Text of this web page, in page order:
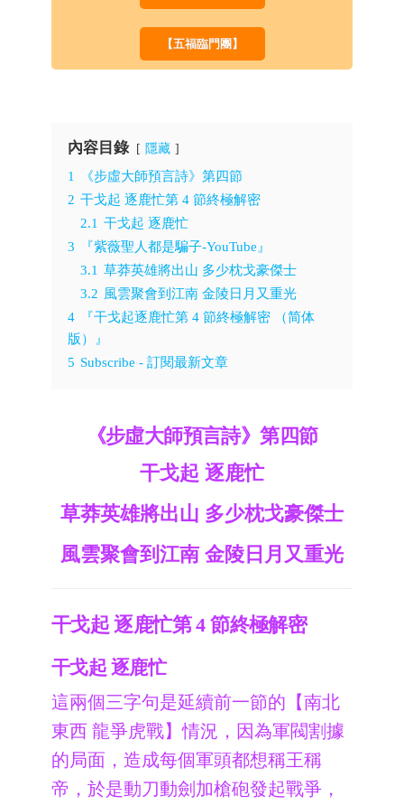
【五福臨門團】
內容目錄 隱藏
1
《步虛大師預言詩》第四節
2 干戈起 逐鹿忙第 4 節終極解密
2.1 干戈起 逐鹿忙
3
『紫薇聖人都是騙子-YouTube』
3.1 草莽英雄將出山 多少枕戈豪傑士
3.2 風雲聚會到江南 金陵日月又重光
4
『干戈起逐鹿忙第 4 節終極解密 （简体
版）』
5 Subscribe - 訂閱最新文章
《步虛大師預言詩》第四節
干戈起 逐鹿忙
草莽英雄將出山 多少枕戈豪傑士
風雲聚會到江南 金陵日月又重光
干戈起 逐鹿忙第 4 節終極解密
干戈起 逐鹿忙
這兩個三字句是延續前一節的【南北
東西 龍爭虎戰】情況，因為軍閥割據
的局面，造成每個軍頭都想稱王稱
帝，於是動刀動劍加槍砲發起戰爭，